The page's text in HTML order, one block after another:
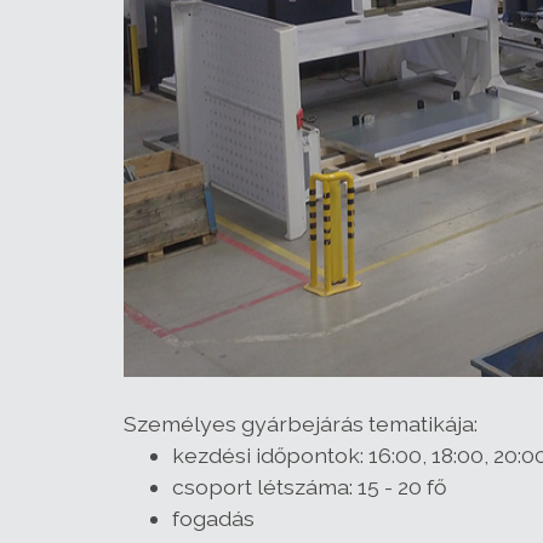
Személyes gyárbejárás tematikája:
kezdési időpontok: 16:00, 18:00,
csoport létszáma: 15 - 20 fő
fogadás